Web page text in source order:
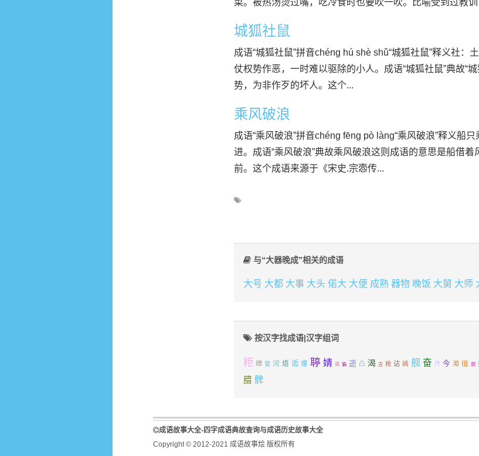
菜。被热汤烫过嘴，吃冷食时也要吹一吹。比喻受到过教
城狐社鼠
成语“城狐社鼠”拼音chéng hú shè shǔ“城狐社鼠”释义社
仗权势作恶，一时难以驱除的小人。成语“城狐社鼠”典故“
势，为非作歹的坏人。这个...
乘风破浪
成语“乘风破浪”拼音chéng fēng pò làng“乘风破浪”释义船
进。成语“乘风破浪”典故乘风破浪这则成语的意思是船借
前。这个成语来源于《宋史.宗悫传...
与“大器晚成”相关的成语
大号 大都 大事 大头 偌大 大便 成熟 器物 晚饭 大舅 大师
按汉字找成语|汉字组词
粔 绁 叟 河 焐 逅 爟 聤 婧 谒 猵 逝 凸 渴 古 抢 诂 嫣 舰 奋 荇 今 泑 徂 邡
腊 髀
成语故事大全-四字成语典故查询与成语历史故事大全
Copyright © 2012-2021 成语故事烩 版权所有